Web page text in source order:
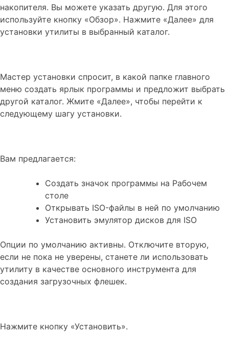
накопителя. Вы можете указать другую. Для этого
используйте кнопку «Обзор». Нажмите «Далее» для
установки утилиты в выбранный каталог.
Мастер установки спросит, в какой папке главного
меню создать ярлык программы и предложит выбрать
другой каталог. Жмите «Далее», чтобы перейти к
следующему шагу установки.
Вам предлагается:
Создать значок программы на Рабочем
столе
Открывать ISO-файлы в ней по умолчанию
Установить эмулятор дисков для ISO
Опции по умолчанию активны. Отключите вторую,
если не пока не уверены, станете ли использовать
утилиту в качестве основного инструмента для
создания загрузочных флешек.
Нажмите кнопку «Установить».